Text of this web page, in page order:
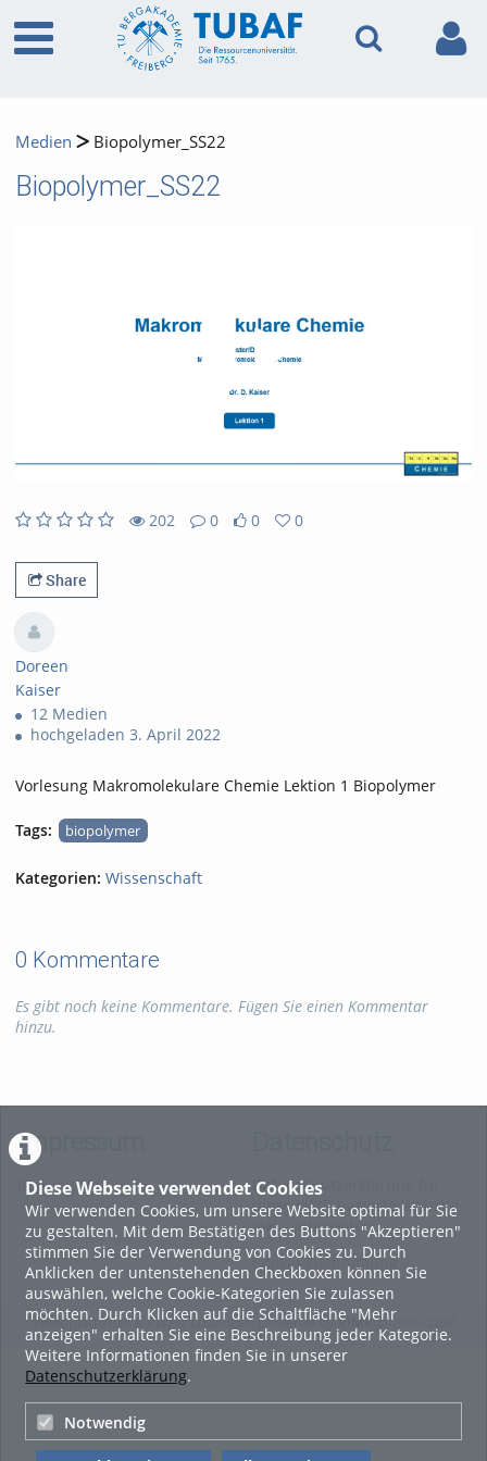
Diese Webseite verwendet Cookies
Wir verwenden Cookies, um unsere Website optimal für Sie
zu gestalten. Mit dem Bestätigen des Buttons "Akzeptieren"
stimmen Sie der Verwendung von Cookies zu. Durch
Anklicken der untenstehenden Checkboxen können Sie
auswählen, welche Cookie-Kategorien Sie zulassen
möchten. Durch Klicken auf die Schaltfläche "Mehr
anzeigen" erhalten Sie eine Beschreibung jeder Kategorie.
Weitere Informationen finden Sie in unserer
Datenschutzerklärung.
Notwendig
Medien Biopolymer_SS22
Biopolymer_SS22
202
0
0
0
Share
Doreen
Kaiser
12 Medien
hochgeladen 3. April 2022
Vorlesung Makromolekulare Chemie Lektion 1 Biopolymer
Tags: biopolymer
Kategorien: Wissenschaft
0 Kommentare
Es gibt noch keine Kommentare. Fügen Sie einen Kommentar
hinzu.
Impressum
Impressum
Datenschutzerklärung für
diese ViMP-basierte Website
inkl. Unterseiten
Cookie-Zustimmung
Videoplattform & Player Lösungen powered byVIMP© 2010-2026